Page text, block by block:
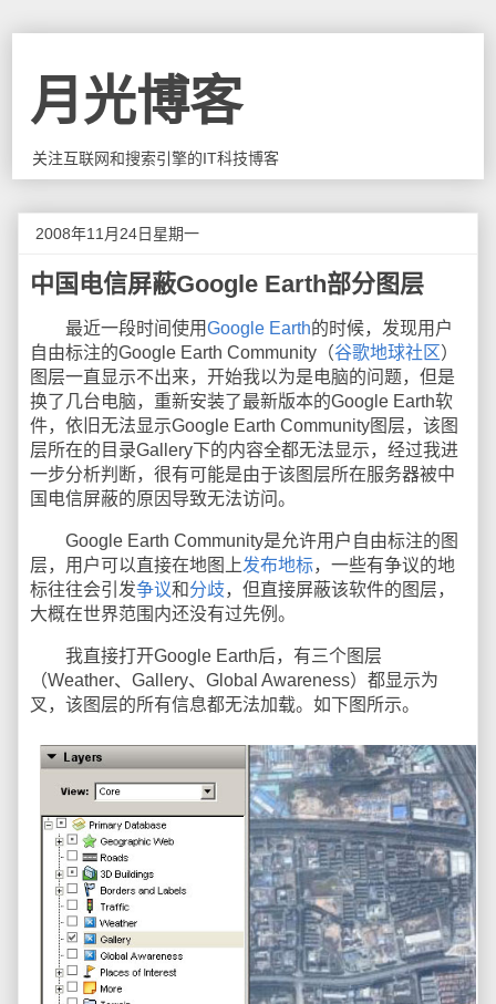
月光博客
关注互联网和搜索引擎的IT科技博客
2008年11月24日星期一
中国电信屏蔽Google Earth部分图层
最近一段时间使用Google Earth的时候，发现用户
自由标注的Google Earth Community（谷歌地球社区）
图层一直显示不出来，开始我以为是电脑的问题，但是
换了几台电脑，重新安装了最新版本的Google Earth软
件，依旧无法显示Google Earth Community图层，该图
层所在的目录Gallery下的内容全都无法显示，经过我进
一步分析判断，很有可能是由于该图层所在服务器被中
国电信屏蔽的原因导致无法访问。
Google Earth Community是允许用户自由标注的图
层，用户可以直接在地图上发布地标，一些有争议的地
标往往会引发争议和分歧，但直接屏蔽该软件的图层，
大概在世界范围内还没有过先例。
我直接打开Google Earth后，有三个图层
（Weather、Gallery、Global Awareness）都显示为
叉，该图层的所有信息都无法加载。如下图所示。